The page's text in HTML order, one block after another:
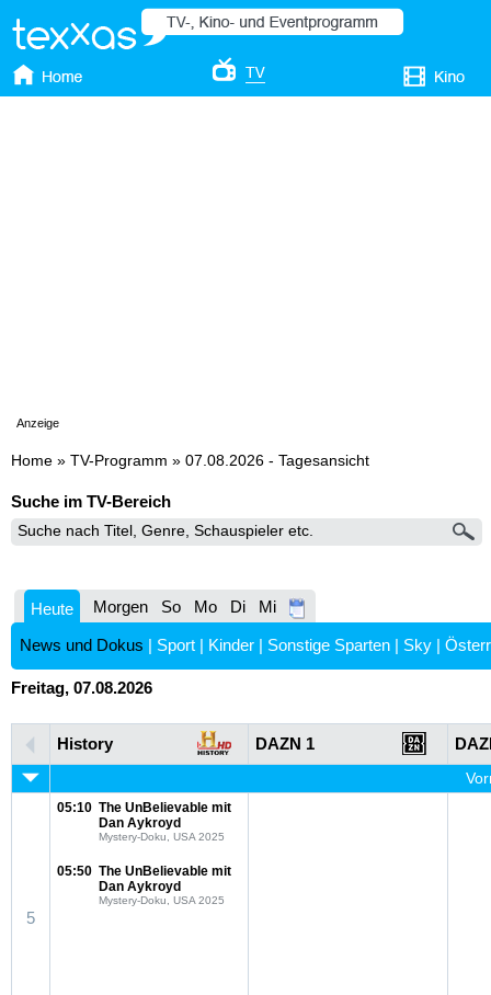
Anzeige
Home » TV-Programm » 07.08.2026 - Tagesansicht
Suche im TV-Bereich
Heute Morgen So Mo Di Mi
News und Dokus | Sport | Kinder | Sonstige Sparten | Sky |
Freitag, 07.08.2026
History DAZN 1
5
05:10 The UnBelievable mit
Dan Aykroyd
Mystery-Doku, USA 2025
05:50 The UnBelievable mit
Dan Aykroyd
Mystery-Doku, USA 2025